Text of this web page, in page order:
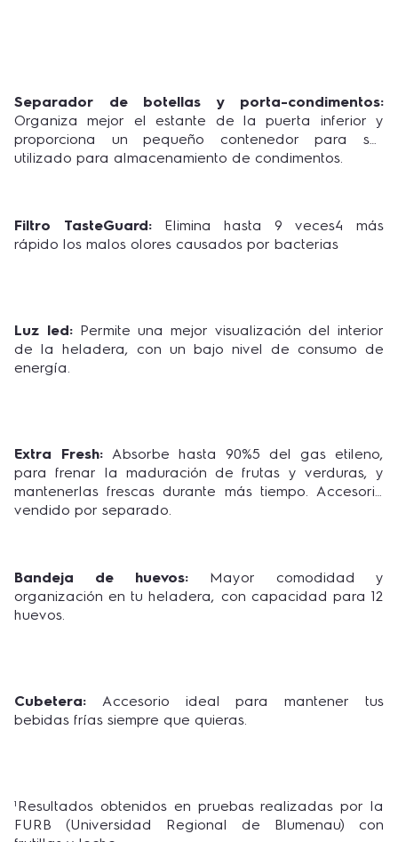
Separador de botellas y porta-condimentos:
Organiza mejor el estante de la puerta inferior y
proporciona un pequeño contenedor para ser
utilizado para almacenamiento de condimentos.
Filtro TasteGuard: Elimina hasta 9 veces4 más
rápido los malos olores causados por bacterias
Luz led: Permite una mejor visualización del interior
de la heladera, con un bajo nivel de consumo de
energía.
Extra Fresh: Absorbe hasta 90%5 del gas etileno,
para frenar la maduración de frutas y verduras, y
mantenerlas frescas durante más tiempo. Accesorio
vendido por separado.
Bandeja de huevos: Mayor comodidad y
organización en tu heladera, con capacidad para 12
huevos.
Cubetera: Accesorio ideal para mantener tus
bebidas frías siempre que quieras.
¹Resultados obtenidos en pruebas realizadas por la
FURB (Universidad Regional de Blumenau) con